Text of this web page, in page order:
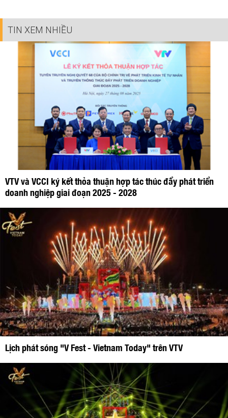
TIN XEM NHIỀU
VTV và VCCI ký kết thỏa thuận hợp tác thúc đẩy phát triển
doanh nghiệp giai đoạn 2025 - 2028
Lịch phát sóng "V Fest - Vietnam Today" trên VTV